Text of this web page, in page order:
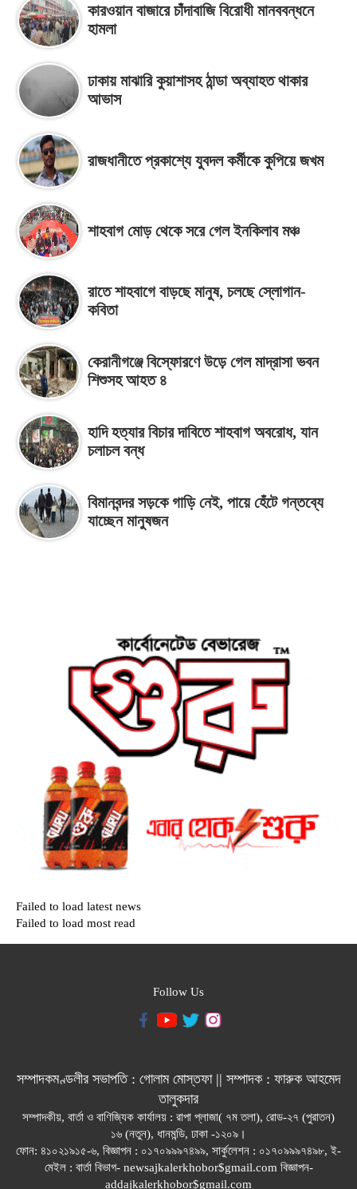
কারওয়ান বাজারে চাঁদাবাজি বিরোধী মানববন্ধনে
হামলা
ঢাকায় মাঝারি কুয়াশাসহ ঠান্ডা অব্যাহত থাকার
আভাস
রাজধানীতে প্রকাশ্যে যুবদল কর্মীকে কুপিয়ে জখম
শাহবাগ মোড় থেকে সরে গেল ইনকিলাব মঞ্চ
রাতে শাহবাগে বাড়ছে মানুষ, চলছে স্লোগান-
কবিতা
কেরানীগঞ্জে বিস্ফোরণে উড়ে গেল মাদ্রাসা ভবন
শিশুসহ আহত ৪
হাদি হত্যার বিচার দাবিতে শাহবাগ অবরোধ, যান
চলাচল বন্ধ
বিমানবন্দর সড়কে গাড়ি নেই, পায়ে হেঁটে গন্তব্যে
যাচ্ছেন মানুষজন
Failed to load latest news
Failed to load most read
Follow Us
সম্পাদকমণ্ডলীর সভাপতি : গোলাম মোস্তফা || সম্পাদক : ফারুক আহমেদ
তালুকদার
সম্পাদকীয়, বার্তা ও বাণিজ্যিক কার্যালয় : রাপা প্লাজা( ৭ম তলা), রোড-২৭ (পুরাতন)
১৬ (নতুন), ধানমন্ডি, ঢাকা -১২০৯।
ফোন: ৪১০২১৯১৫-৬, বিজ্ঞাপন : ০১৭০৯৯৯৭৪৯৯, সার্কুলেশন : ০১৭০৯৯৯৭৪৯৮, ই-
মেইল : বার্তা বিভাগ- newsajkalerkhobor$gmail.com বিজ্ঞাপন-
addajkalerkhobor$gmail.com